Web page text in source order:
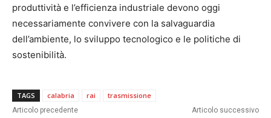
produttività e l’efficienza industriale devono oggi
necessariamente convivere con la salvaguardia
dell’ambiente, lo sviluppo tecnologico e le politiche di
sostenibilità.
TAGS calabria rai trasmissione
Articolo precedente Articolo successivo